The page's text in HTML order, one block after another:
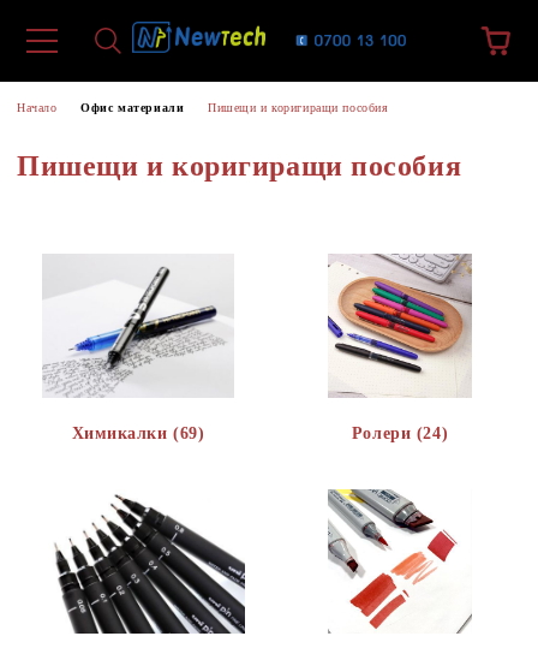
Начало Офис материали Пишещи и коригиращи пособия
Пишещи и коригиращи пособия
Химикалки (69) Ролери (24)